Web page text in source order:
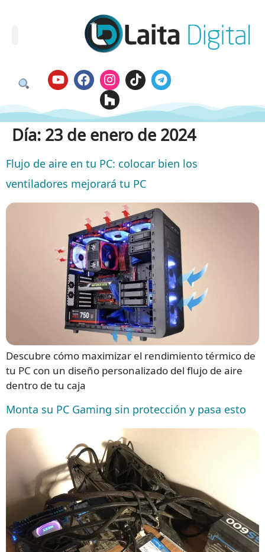
Día: 23 de enero de 2024
Flujo de aire en tu PC: colocar bien los
ventiladores mejorará tu PC
Descubre cómo maximizar el rendimiento térmico de
tu PC con un diseño personalizado del flujo de aire
dentro de tu caja
Monta su PC Gaming sin protección y pasa esto